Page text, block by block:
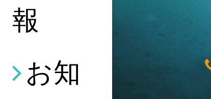
報
お知